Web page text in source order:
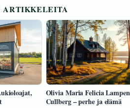
Olivia Maria Felicia
Cullberg – perhe ja elämä